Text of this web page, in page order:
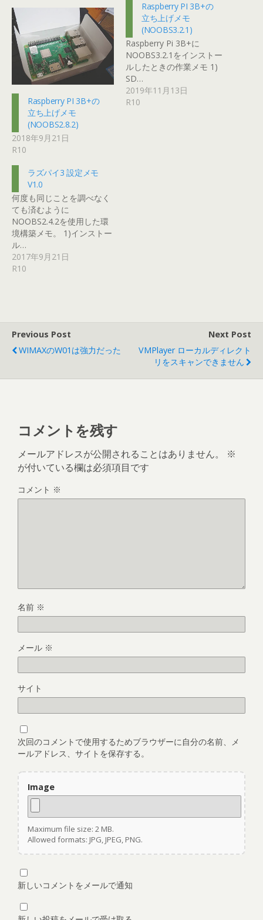
Raspberry PI 3B+の
立ち上げメモ
(NOOBS2.8.2)
2018年9月21日
R10
Raspberry PI 3B+の
立ち上げメモ
(NOOBS3.2.1)
Raspberry Pi 3B+に
NOOBS3.2.1をインストー
ルしたときの作業メモ 1)
SD…
2019年11月13日
R10
ラズパイ3 設定メモ
V1.0
何度も同じことを調べなく
ても済むように
NOOBS2.4.2を使用した環
境構築メモ。 1)インストー
ル…
2017年9月21日
R10
Previous Post
WIMAXのW01は強力だった
Next Post
VMPlayer ローカルディレクト
リをスキャンできません
コメントを残す
メールアドレスが公開されることはありません。
※
が付いている欄は必須項目です
コメント ※
名前 ※
メール ※
サイト
次回のコメントで使用するためブラウザーに自分の名前、メ
ールアドレス、サイトを保存する。
Image
Maximum file size: 2 MB.
Allowed formats: JPG, JPEG, PNG.
新しいコメントをメールで通知